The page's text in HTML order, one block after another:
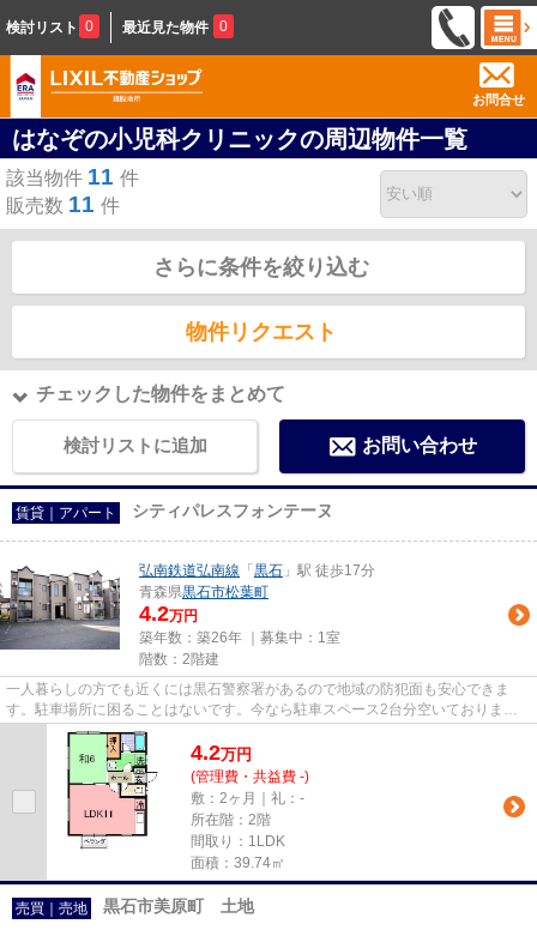
検討リスト 0 最近見た物件 0
お問合せ
はなぞの小児科クリニックの周辺物件一覧
該当物件 11 件
販売数 11 件
さらに条件を絞り込む
物件リクエスト
チェックした物件をまとめて
検討リストに追加 お問い合わせ
賃貸｜アパート シティパレスフォンテーヌ
弘南鉄道弘南線 「 黒石 」駅 徒歩17分
青森県黒石市松葉町
4.2万円
築年数：築26年 ｜募集中： 1室
階数：2階建
一人暮らしの方でも近くには黒石警察署があるので地域の防犯面も安心できま
す。駐車場所に困ることはないです。今なら駐車スペース2台分空いておりま
す。今なら駐車場も空いてますよ。...
4.2万円
(管理費・共益費 -)
敷：2ヶ月｜礼：-
所在階：2階
間取り：1LDK
面積：39.74㎡
売買｜売地 黒石市美原町 土地